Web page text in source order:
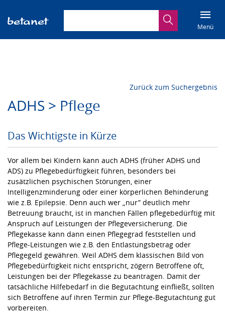
SucheMenü
Zurück zum Suchergebnis
ADHS > Pflege
Das Wichtigste in Kürze
Vor allem bei Kindern kann auch ADHS (früher ADHS und
ADS) zu Pflegebedürftigkeit führen, besonders bei
zusätzlichen psychischen Störungen, einer
Intelligenzminderung oder einer körperlichen Behinderung
wie z.B. Epilepsie. Denn auch wer „nur” deutlich mehr
Betreuung braucht, ist in manchen Fällen pflegebedürftig mit
Anspruch auf Leistungen der Pflegeversicherung. Die
Pflegekasse kann dann einen Pflegegrad feststellen und
Pflege-Leistungen wie z.B. den Entlastungsbetrag oder
Pflegegeld gewähren. Weil ADHS dem klassischen Bild von
Pflegebedürftigkeit nicht entspricht, zögern Betroffene oft,
Leistungen bei der Pflegekasse zu beantragen. Damit der
tatsächliche Hilfebedarf in die Begutachtung einfließt, sollten
sich Betroffene auf ihren Termin zur Pflege-Begutachtung gut
vorbereiten.